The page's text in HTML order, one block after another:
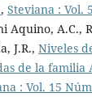
, Steviana : Vol.
Aquino, A.C.,
J.R., Niveles
de la familia
: Vol. 15